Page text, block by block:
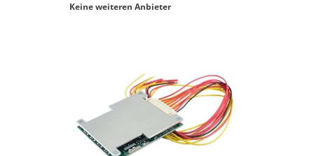
Keine weiteren Anbieter